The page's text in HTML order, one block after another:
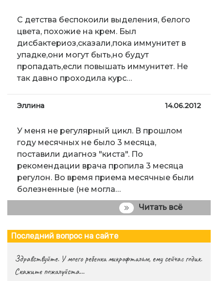
С детства беспокоили выделения, белого
цвета, похожие на крем. Был
дисбактериоз,сказали,пока иммунитет в
упадке,они могут быть,но будут
пропадать,если повышать иммунитет. Не
так давно проходила курс…
Эллина 14.06.2012
У меня не регулярный цикл. В прошлом
году месячных не было 3 месяца,
поставили диагноз "киста". По
рекомендации врача пропила 3 месяца
регулон. Во время приема месячные были
болезненные (не могла…
Читать всё
Последний вопрос на сайте
Здравствуйте. У моего ребенка микрофтальм, ему сейчас годик.
Скажите пожалуйста…